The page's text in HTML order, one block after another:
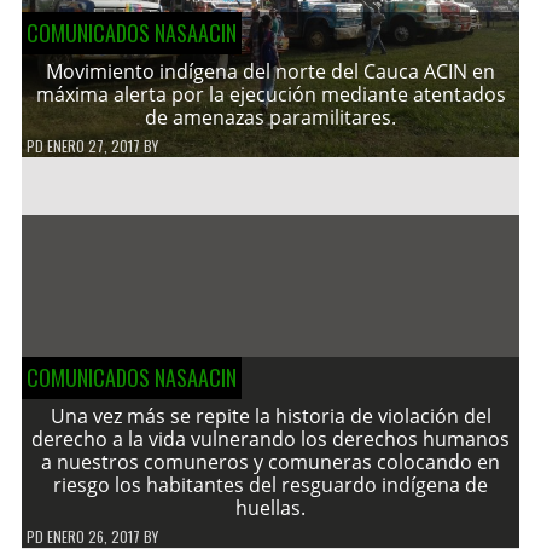
COMUNICADOS NASAACIN
Movimiento indígena del norte del Cauca ACIN en
máxima alerta por la ejecución mediante atentados
de amenazas paramilitares.
PDENERO 27, 2017 BY
COMUNICADOS NASAACIN
Una vez más se repite la historia de violación del
derecho a la vida vulnerando los derechos humanos
a nuestros comuneros y comuneras colocando en
riesgo los habitantes del resguardo indígena de
huellas.
PD ENERO 26, 2017 BY